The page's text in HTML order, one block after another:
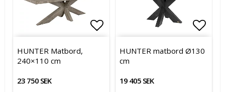
Lägg till i favoritlistan
Lägg till i favoritlistan
HUNTER Matbord,
240×110 cm
23 750 SEK
HUNTER matbord Ø130
cm
19 405 SEK